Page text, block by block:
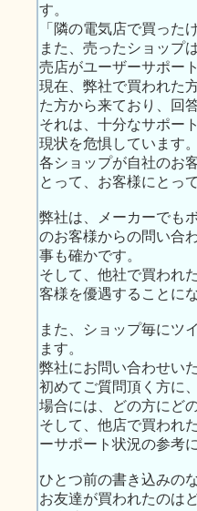
す。
「隣の電気店で買った
また、売ったショップ
売店がユーザーサポー
現在、弊社で買われた
た方から来ており、回
それは、十分なサポー
現状を危惧しています。
各ショップが自社のお
とって、お客様にとっ
弊社は、メーカーでも
のお客様からの問い合
事も確かです。
そして、他社で買われ
客様を優遇することに
また、ショップ毎にツ
ます。
弊社にお問い合わせい
初めてご質問頂く方に
場合には、どの方にど
そして、他店で買われ
ーサポート状況の参考
ひとつ前の書き込みの
お友達が買われたのは